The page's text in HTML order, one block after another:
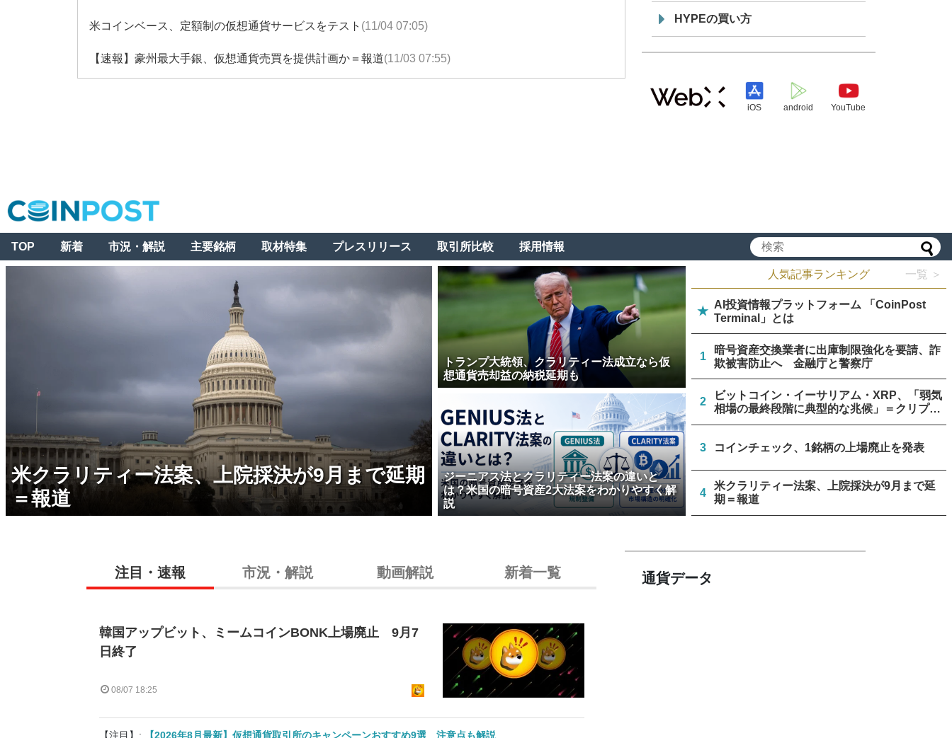
米コインベース、定額制の仮想通貨サービスをテスト (11/04 07:05)
【速報】豪州最大手銀、仮想通貨売買を提供計画か＝報道(11/03 07:55)
HYPEの買い方
iOS android YouTube
TOP 新着 市況・解説 主要銘柄 取材特集 プレスリリース 取引所比較 採用情報
米クラリティー法案、上院採決が9月まで延期
＝報道
トランプ大統領、クラリティー法成立なら仮
想通貨売却益の納税延期も
ジーニアス法とクラリティー法案の違いと
は？米国の暗号資産2大法案をわかりやすく解
説
人気記事ランキング 一覧 ＞
★
AI投資情報プラットフォーム 「CoinPost
Terminal」とは
1
暗号資産交換業者に出庫制限強化を要請、詐
欺被害防止へ 金融庁と警察庁
2
ビットコイン・イーサリアム・XRP、「弱気
相場の最終段階に典型的な兆候」＝クリプト
クアント
3 コインチェック、1銘柄の上場廃止を発表
4
米クラリティー法案、上院採決が9月まで延
期＝報道
注目・速報 市況・解説 動画解説 新着一覧
韓国アップビット、ミームコインBONK上場廃止 9月7
日終了
08/07 18:25
【注目】: 【2026年8月最新】仮想通貨取引所のキャンペーンおすすめ9選 注意点も解説
通貨データ